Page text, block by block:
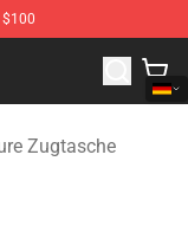
Merchandise Store
Zugtasche